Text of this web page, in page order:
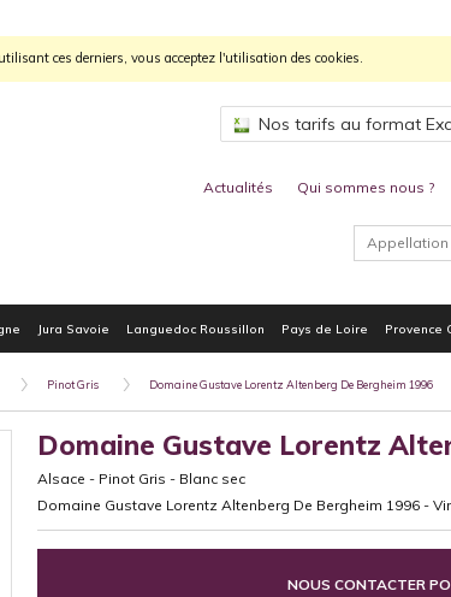
ces derniers, vous acceptez l'utilisation des cookies.
Nos tarifs au format
Actualités Qui sommes nous ?
Jura Savoie Languedoc Roussillon Pays de Loire Provence
Pinot Gris Domaine Gustave Lorentz Altenberg De Bergheim 1996
Domaine Gustave Lorentz
Alsace - Pinot Gris - Blanc sec
Domaine Gustave Lorentz Altenberg De Bergheim 1996 -
NOUS CONTACTER